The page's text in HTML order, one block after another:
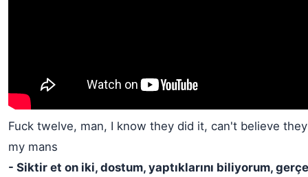
Fuck twelve, man, I know they did it, can't believe
my mans
- Siktir et on iki, dostum, yaptıklarını biliyorum,